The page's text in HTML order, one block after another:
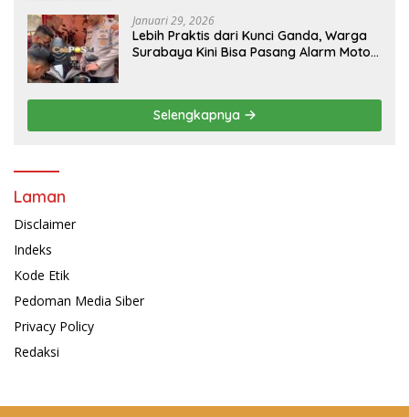
Januari 29, 2026
Lebih Praktis dari Kunci Ganda, Warga
Surabaya Kini Bisa Pasang Alarm Motor
Selengkapnya
Laman
Disclaimer
Indeks
Kode Etik
Pedoman Media Siber
Privacy Policy
Redaksi